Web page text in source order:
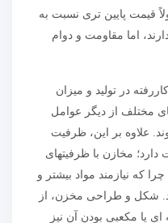
قیمت پایین تری نسبت به
اما مقاومت و دوام
در تولید و میزان
مختلف از دیگر عوامل
علاوه بر این، ظرفیت
دارد؛ مخازن با ظرفیتهای
که نیازمند مواد بیشتر و
شکل و طراحی مخزن، از
یا مکعبی بودن آن نیز